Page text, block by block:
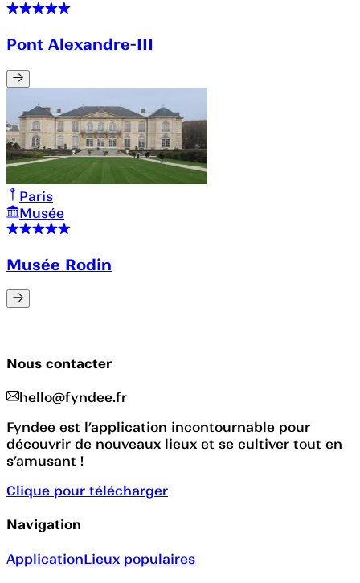
Pont Alexandre-III
Paris
Musée
Musée Rodin
Nous contacter
hello@fyndee.fr
Fyndee est l’application incontournable pour
découvrir de nouveaux lieux et se cultiver tout en
s’amusant !
Clique pour télécharger
Navigation
ApplicationLieux populaires